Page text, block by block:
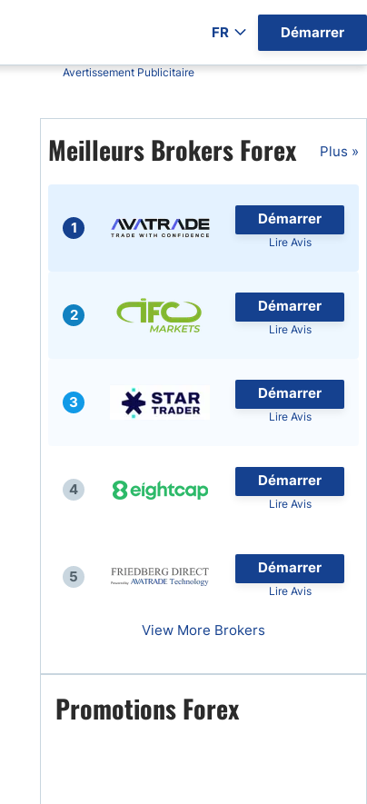
Démarrer
FR
Avertissement Publicitaire
Meilleurs Brokers Forex Plus »
1
Démarrer
Lire Avis
2
Démarrer
Lire Avis
3
Démarrer
Lire Avis
4
Démarrer
Lire Avis
5
Démarrer
Lire Avis
View More Brokers
Promotions Forex